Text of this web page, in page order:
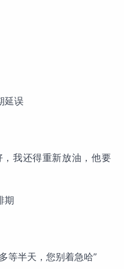
误
我还得重新放油，他要
期
等半天，您别着急哈”